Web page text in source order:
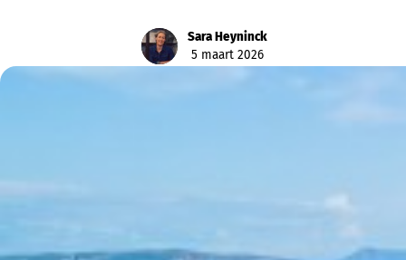
Sara Heyninck
5 maart 2026